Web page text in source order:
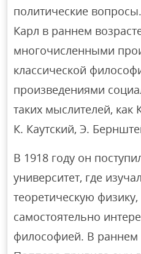
политические
Карл в раннем
многочисленными
классической
произведениями
таких мыслителей, как
К. Каутский, Э.
В 1918 году он
университет, где
теоретическую
самостоятельно
философией. В раннем